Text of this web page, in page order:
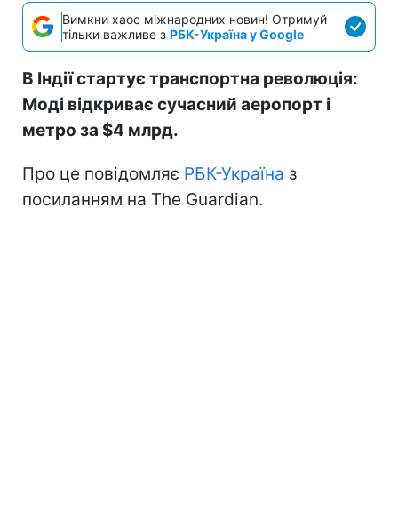
Вимкни хаос міжнародних новин! Отримуй
тільки важливе з РБК-Україна у Google
В Індії стартує транспортна революція:
Моді відкриває сучасний аеропорт і
метро за $4 млрд.
Про це повідомляє РБК-Україна з
посиланням на Тhe Guardian.